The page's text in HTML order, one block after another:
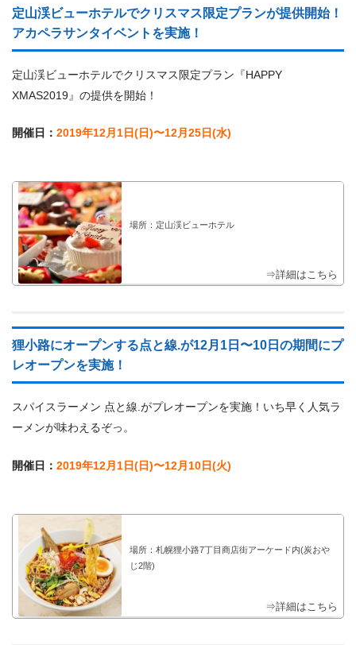
定山渓ビューホテルでクリスマス限定プランが提供開始！
アカペラサンタイベントを実施！
定山渓ビューホテルでクリスマス限定プラン『HAPPY
XMAS2019』の提供を開始！
開催日： 2019年12月1日(日)〜12月25日(水)
場所：定山渓ビューホテル
⇒詳細はこちら
狸小路にオープンする点と線.が12月1日〜10日の期間にプ
レオープンを実施！
スパイスラーメン 点と線.がプレオープンを実施！いち早く人気ラ
ーメンが味わえるぞっ。
開催日： 2019年12月1日(日)〜12月10日(火)
場所：札幌狸小路7丁目商店街アーケード内(炭おや
じ2階)
⇒詳細はこちら